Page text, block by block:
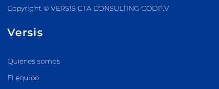
Copyright © VERSIS CTA CONSULTING COOP.V
Versis
Quiénes somos
El equipo